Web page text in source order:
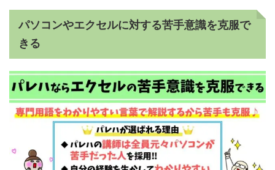
パソコンやエクセルに対する苦手意識を克服で
きる